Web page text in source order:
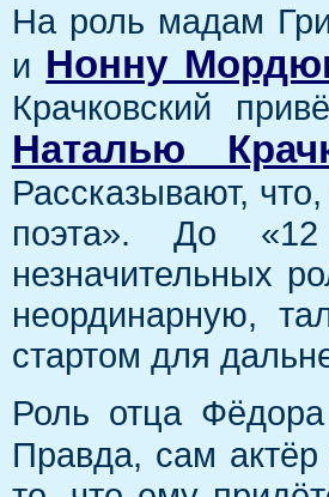
На роль мадам
и Нонну
Крачковский
Наталью
Рассказывают,
поэта». До «12
незначительных
неординарную,
стартом для
Роль отца
Правда, сам